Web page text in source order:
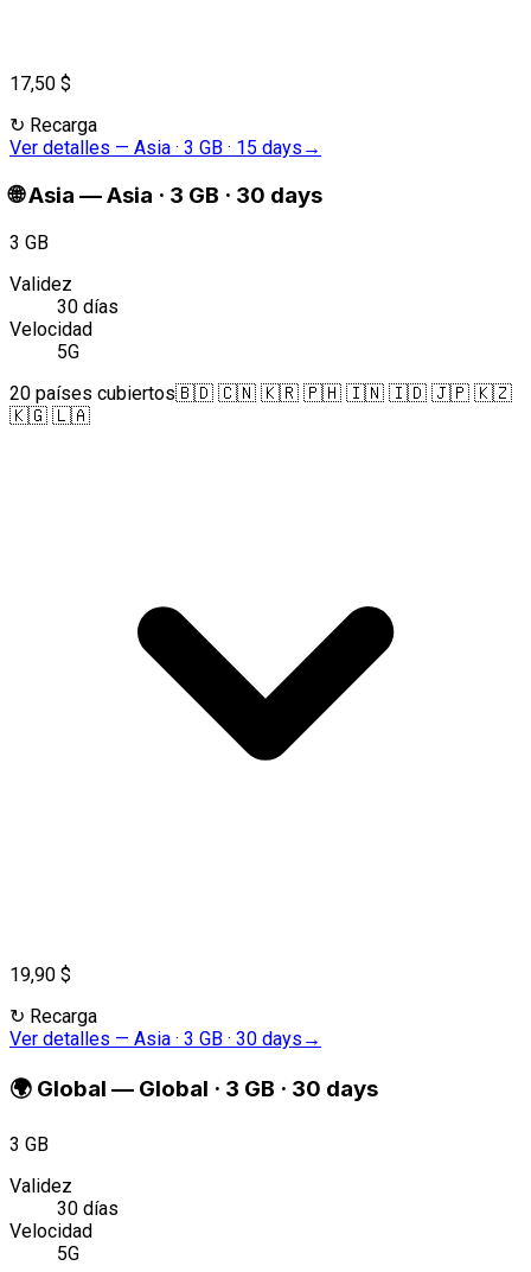
17,50 $
↻ Recarga
Ver detalles — Asia · 3 GB · 15 days →
🌐Asia —Asia · 3 GB · 30 days
3 GB
Validez
30 días
Velocidad
5G
20 países cubiertos🇧🇩 🇨🇳 🇰🇷 🇵🇭 🇮🇳 🇮🇩 🇯🇵 🇰🇿
🇰🇬 🇱🇦
19,90 $
↻ Recarga
Ver detalles — Asia · 3 GB · 30 days →
🌍 Global — Global · 3 GB · 30 days
3 GB
Validez
30 días
Velocidad
5G